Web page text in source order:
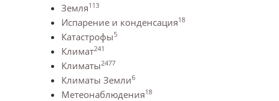
Земля113
Испарение и конденсация18
Катастрофы5
Климат241
Климаты2477
Климаты Земли6
Метеонаблюдения18